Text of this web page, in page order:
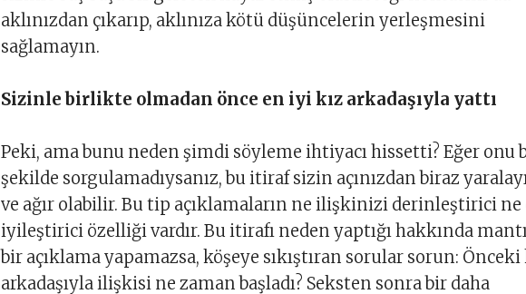
aklınızdan çıkarıp, aklınıza kötü düşüncelerin yerleşmesini
sağlamayın.
Sizinle birlikte olmadan önce en iyi kız arkadaşıyla yattı
Peki, ama bunu neden şimdi söyleme ihtiyacı hissetti? Eğer onu
şekilde sorgulamadıysanız, bu itiraf sizin açınızdan biraz
ve ağır olabilir. Bu tip açıklamaların ne ilişkinizi derinleştirici ne
iyileştirici özelliği vardır. Bu itirafı neden yaptığı hakkında
bir açıklama yapamazsa, köşeye sıkıştıran sorular sorun: Önceki
arkadaşıyla ilişkisi ne zaman başladı? Seksten sonra bir daha